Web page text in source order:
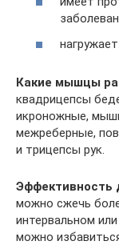
Какие мышцы
квадрицепсы
икроножные,
межреберные,
и трицепсы рук.
Эффективность
можно сжечь
интервальном
можно